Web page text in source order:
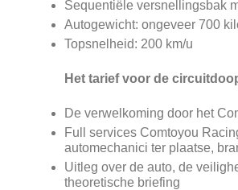
Sequentiële versnellingsbak
Autogewicht: ongeveer 700
Topsnelheid: 200 km/u
Het tarief voor de
De verwelkoming door het
Full services Comtoyou
automechanici ter plaatse,
Uitleg over de auto, de
theoretische briefing